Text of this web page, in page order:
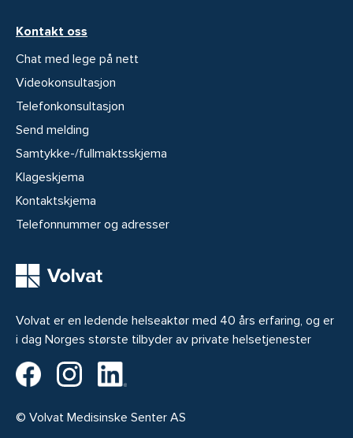
Volvat er en ledende helseaktør med 40 års erfaring, og er
i dag Norges største tilbyder av private helsetjenester
Volvat på Facebook
Volvat på Instagram
© Volvat Medisinske Senter AS
Kontakt oss
Chat med lege på nett
Videokonsultasjon
Telefonkonsultasjon
Send melding
Samtykke-/fullmaktsskjema
Klageskjema
Kontaktskjema
Telefonnummer og adresser